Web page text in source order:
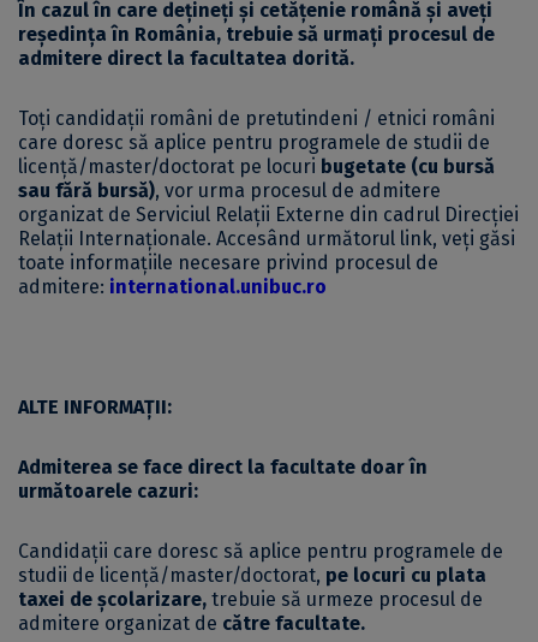
În cazul în care dețineți și cetățenie română și aveți
reședința în România, trebuie să urmați procesul de
admitere direct la facultatea dorită.
Toți candidații români de pretutindeni / etnici români
care doresc să aplice pentru programele de studii de
licență/master/doctorat pe locuri bugetate (cu bursă
sau fără bursă), vor urma procesul de admitere
organizat de Serviciul Relații Externe din cadrul Direcției
Relații Internaționale. Accesând următorul link, veți găsi
toate informațiile necesare privind procesul de
admitere: international.unibuc.ro
ALTE INFORMAȚII:
Admiterea se face direct la facultate doar în
următoarele cazuri:
Candidații care doresc să aplice pentru programele de
studii de licență/master/doctorat, pe locuri cu plata
taxei de școlarizare, trebuie să urmeze procesul de
admitere organizat de către facultate.